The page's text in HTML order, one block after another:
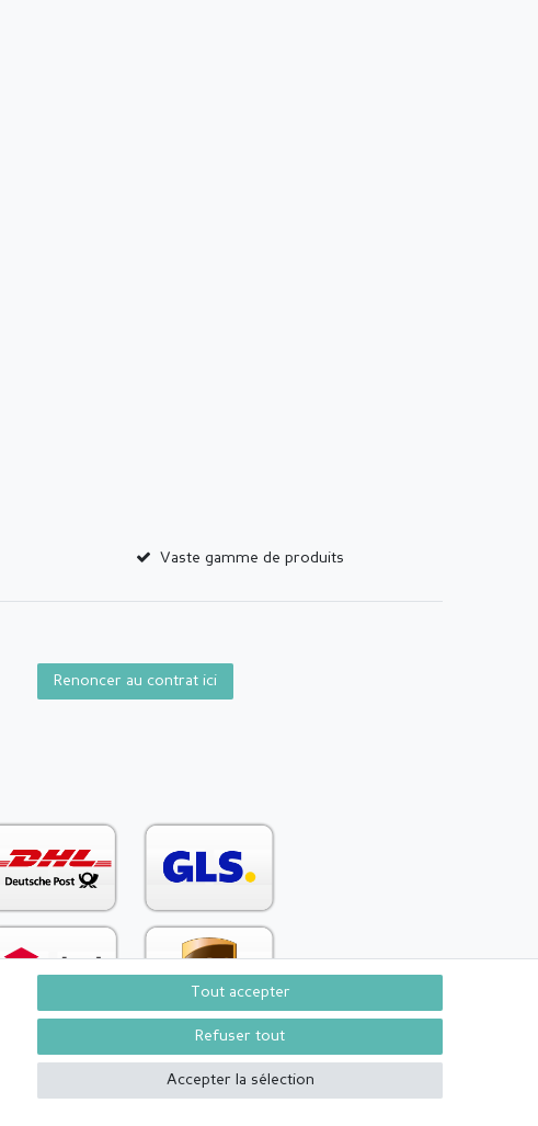
Vaste gamme de produits
Renoncer au contrat ici
Rétracter le contrat ici Contact
Tout accepter
Refuser tout
Accepter la sélection